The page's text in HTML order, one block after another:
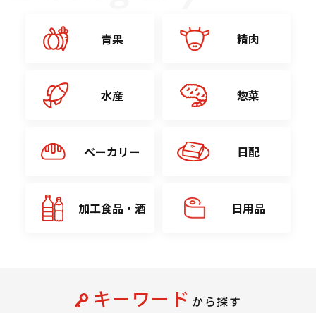
青果 精肉
水産 惣菜
ベーカリー 日配
加工食品・酒 日用品
キーワード から探す